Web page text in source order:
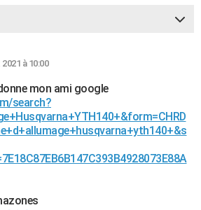
à 10:00
mon ami google
search?